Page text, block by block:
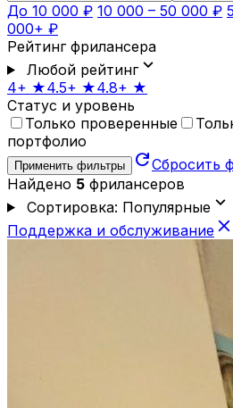
До 10 000 ₽ 10 000 – 50 000 ₽
000+ ₽
Рейтинг фрилансера
Любой рейтингexpand_more
4+ ★4.5+ ★4.8+ ★
Статус и уровень
Только проверенные
портфолио
Применить фильтры refreshСбросить
Найдено 5 фрилансеров
Сортировка: Популярныеexpand_more
Поддержка и обслуживание close